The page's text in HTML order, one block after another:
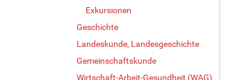
Exkursionen
Geschichte
Landeskunde, Landesgeschichte
Gemeinschaftskunde
Wirtschaft-Arbeit-Gesundheit (WAG)